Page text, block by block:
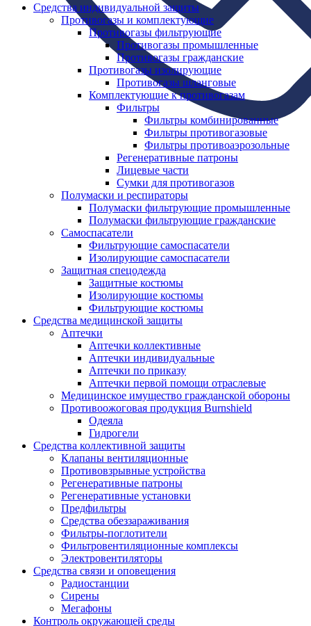
Средства индивидуальной защиты
Противогазы и комплектующие
Противогазы фильтрующие
Противогазы промышленные
Противогазы гражданские
Противогазы изолирующие
Противогазы шланговые
Комплектующие к противогазам
Фильтры
Фильтры комбинированные
Фильтры противогазовые
Фильтры противоаэрозольные
Регенеративные патроны
Лицевые части
Сумки для противогазов
Полумаски и респираторы
Полумаски фильтрующие промышленные
Полумаски фильтрующие гражданские
Самоспасатели
Фильтрующие самоспасатели
Изолирующие самоспасатели
Защитная спецодежда
Защитные костюмы
Изолирующие костюмы
Фильтрующие костюмы
Средства медицинской защиты
Аптечки
Аптечки коллективные
Аптечки индивидуальные
Аптечки по приказу
Аптечки первой помощи отраслевые
Медицинское имущество гражданской обороны
Противоожоговая продукция Burnshield
Одеяла
Гидрогели
Средства коллективной защиты
Клапаны вентиляционные
Противовзрывные устройства
Регенеративные патроны
Регенеративные установки
Предфильтры
Средства обеззараживания
Фильтры-поглотители
Фильтровентиляционные комплексы
Электровентиляторы
Средства связи и оповещения
Радиостанции
Сирены
Мегафоны
Контроль окружающей среды